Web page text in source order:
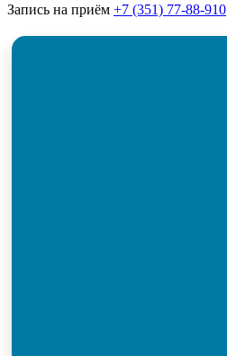
Запись на приём +7 (351) 77-88-910